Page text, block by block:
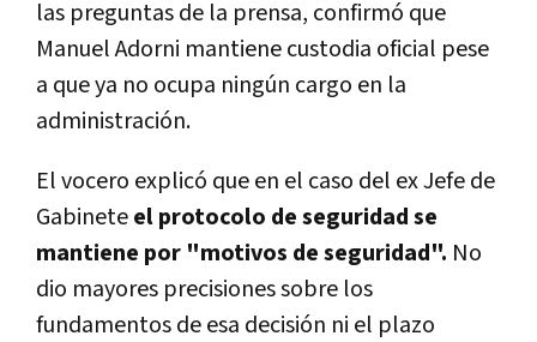
las preguntas de la prensa, confirmó que
Manuel Adorni mantiene custodia oficial pese
a que ya no ocupa ningún cargo en la
administración.
El vocero explicó que en el caso del ex Jefe de
Gabineteel protocolo de seguridad se
mantiene por "motivos de seguridad". No
dio mayores precisiones sobre los
fundamentos de esa decisión ni el plazo